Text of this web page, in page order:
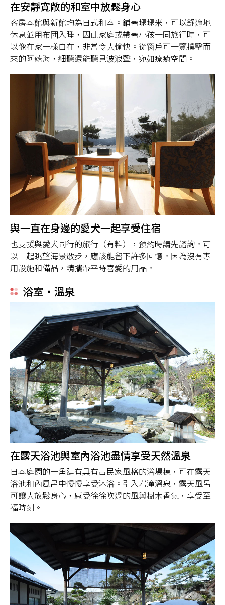
在安靜寬敞的和室中放鬆身心
客房本館與新館均為日式和室。鋪著塌塌米，可以舒適地
休息並用布団入睡，因此家庭或帶著小孩一同旅行時，可
以像在家一樣自在，非常令人愉快。從窗戶可一覽撲擊而
來的阿蘇海，細聽還能聽見波浪聲，宛如療癒空間。
與一直在身邊的愛犬一起享受住宿
也支援與愛犬同行的旅行（有料），預約時請先諮詢。可
以一起眺望海景散步，應該能留下許多回憶。因為沒有專
用設施和備品，請攜帶平時喜愛的用品。
浴室・溫泉
在露天浴池與室內浴池盡情享受天然溫泉
日本庭園的一角建有具有古民家風格的浴場棟，可在露天
浴池和內風呂中慢慢享受沐浴。引入岩滝溫泉，露天風呂
可讓人放鬆身心，感受徐徐吹過的風與樹木香氣，享受至
福時刻。